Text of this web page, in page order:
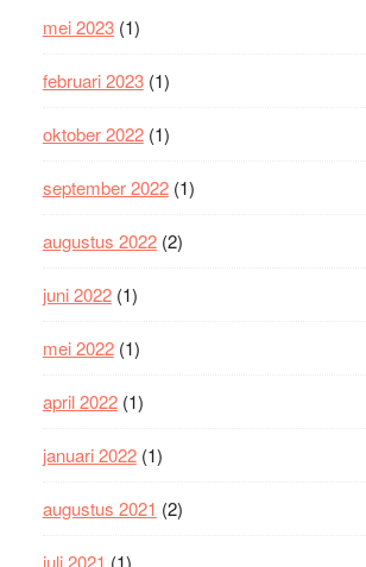
mei 2023(1)
februari 2023(1)
oktober 2022(1)
september 2022(1)
augustus 2022(2)
juni 2022(1)
mei 2022(1)
april 2022(1)
januari 2022(1)
augustus 2021 (2)
juli 2021 (1)